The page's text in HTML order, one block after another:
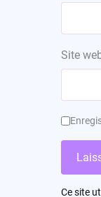
Site
Ce site